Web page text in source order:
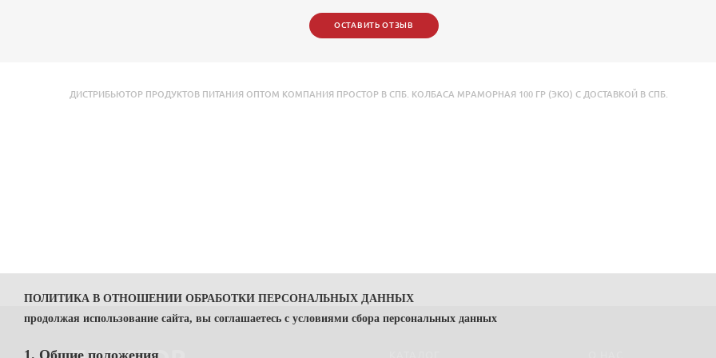
ОСТАВИТЬ ОТЗЫВ
ДИСТРИБЬЮТОР ПРОДУКТОВ ПИТАНИЯ ОПТОМ КОМПАНИЯ ПРОСТОР В СПБ. КОЛБАСА МРАМОРНАЯ 100 ГР (ЭКО) С ДОСТАВКОЙ В СПБ.
ПОЛИТИКА В ОТНОШЕНИИ ОБРАБОТКИ ПЕРСОНАЛЬНЫХ ДАННЫХ
продолжая использование сайта, вы соглашаетесь с условиями сбора персональных данных
1. Общие положения